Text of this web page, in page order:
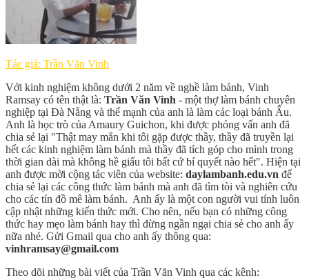
Tác giả: Trần Văn Vinh
Với kinh nghiệm không dưới 2 năm về nghề làm bánh, Vinh
Ramsay có tên thật là: Trần Văn Vinh - một thợ làm bánh chuyên
nghiệp tại Đà Nẵng và thế mạnh của anh là làm các loại bánh Âu.
Anh là học trò của Amaury Guichon, khi được phỏng vấn anh đã
chia sẻ lại "Thật may mắn khi tôi gặp được thầy, thầy đã truyền lại
hết các kinh nghiệm làm bánh mà thầy đã tích góp cho mình trong
thời gian dài mà không hề giấu tôi bất cứ bí quyết nào hết". Hiện tại
anh được mời cộng tác viên của website: daylambanh.edu.vn để
chia sẻ lại các công thức làm bánh mà anh đã tìm tòi và nghiên cứu
cho các tín đồ mê làm bánh. Anh ấy là một con người vui tính luôn
cập nhật những kiến thức mới. Cho nên, nếu bạn có những công
thức hay mẹo làm bánh hay thì đừng ngần ngại chia sẻ cho anh ấy
nữa nhé. Gửi Gmail qua cho anh ấy thông qua:
vinhramsay@gmail.com
Theo dõi những bài viết của Trần Văn Vinh qua các kênh: